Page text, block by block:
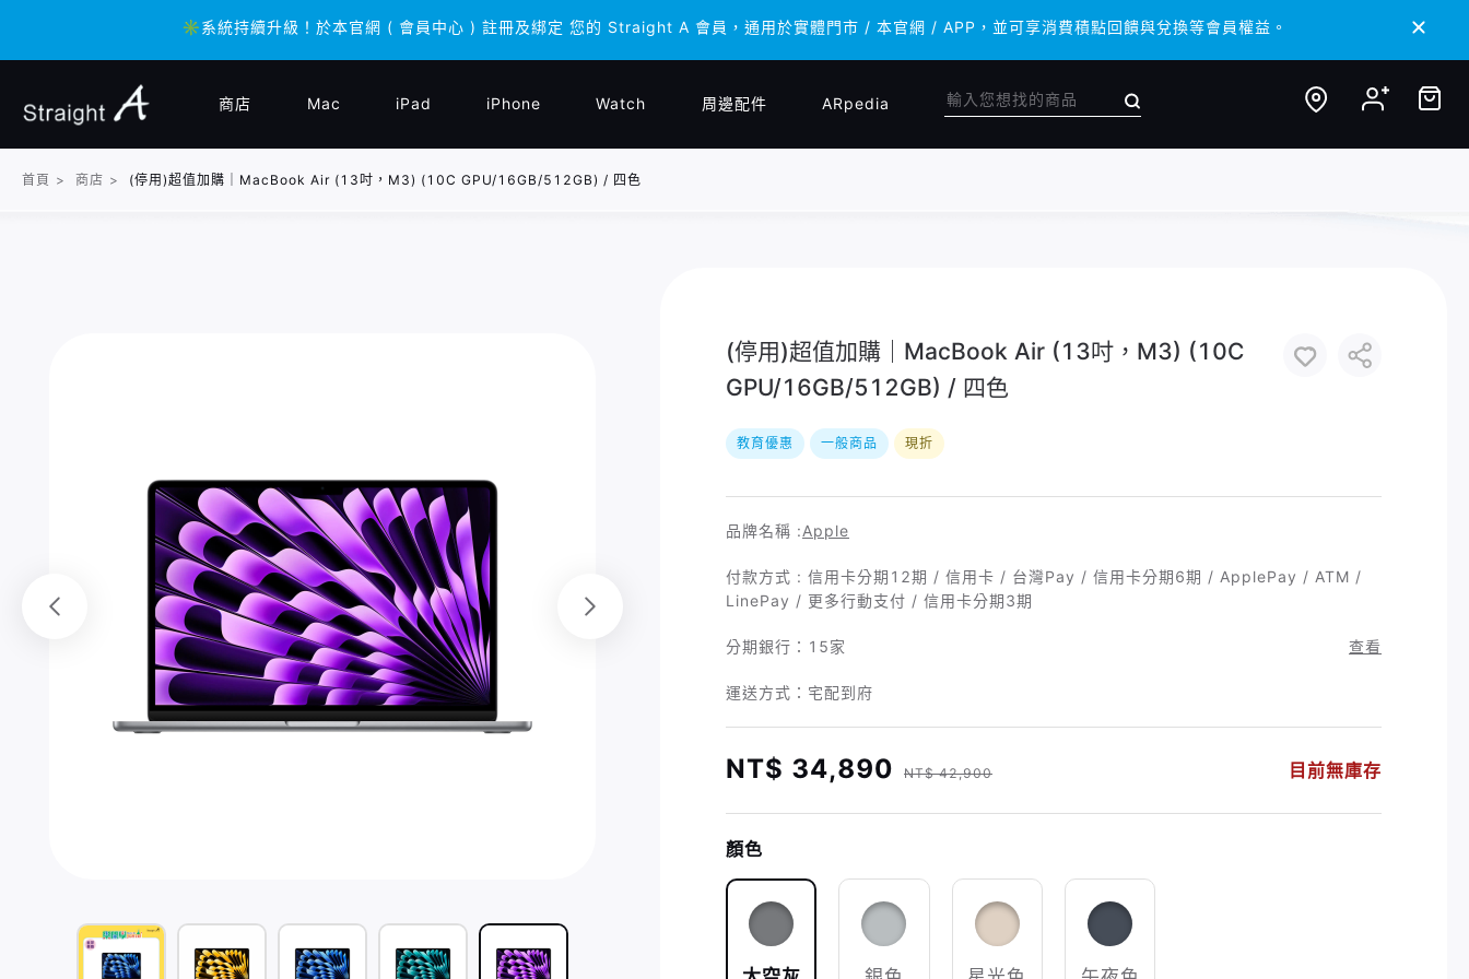
✳️系統持續升級！於本官網 ( 會員中心 ) 註冊及綁定 您的 Straight A 會員，通用於實體門市 / 本官網 / APP，並可享消費積點回饋與兌換等會員權益。
✳️系統持續升級！於本官網 ( 會員中心 ) 註冊及綁定 您的 Straight A 會員，通用於實體門市 / 本官網 / APP，並可享消費積點回饋與兌換等會員權益。
商店 Mac iPad iPhone Watch 周邊配件 ARpedia
首頁 > 商店 > (停用)超值加購｜MacBook Air (13吋，M3) (10C GPU/16GB/512GB) / 四色
(停用)超值加購｜MacBook Air (13吋，M3) (10C
GPU/16GB/512GB) / 四色
教育優惠 一般商品 現折
品牌名稱 :Apple
付款方式 : 信用卡分期12期 / 信用卡 / 台灣Pay / 信用卡分期6期 / ApplePay / ATM /
LinePay / 更多行動支付 / 信用卡分期3期
分期銀行： 15家 查看
運送方式：宅配到府
NT$ 34,890 NT$ 42,900 目前無庫存
顏色